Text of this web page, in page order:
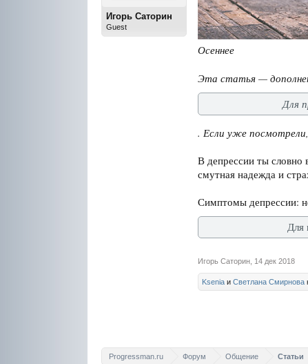
Игорь Саторин
Guest
Осеннее
Эта статья —
Для
. Если уже
В депрессии ты словно
смутная надежда и
Симптомы депрессии:
Для
Игорь Саторин 14 дек 2018
Ksenia и Светлана Смирнова
Progressman.ru Форум Общение Статьи